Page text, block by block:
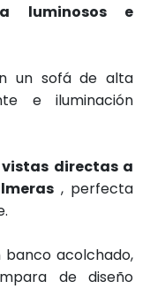
luminosos e
un sofá de alta
e iluminación
vistas directas a
, perfecta
banco acolchado,
de diseño